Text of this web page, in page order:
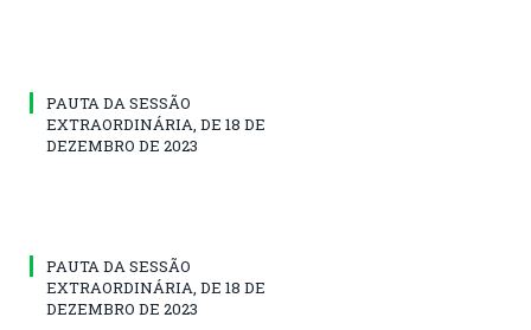
PAUTA DA SESSÃO
EXTRAORDINÁRIA, DE 18 DE
DEZEMBRO DE 2023
PAUTA DA SESSÃO
EXTRAORDINÁRIA, DE 18 DE
DEZEMBRO DE 2023